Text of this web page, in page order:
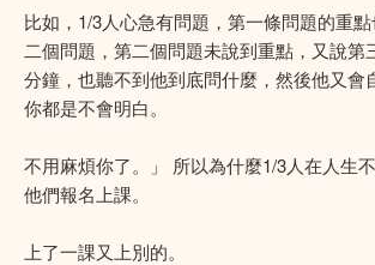
比如，1/3人心急有問題，第一條問題的重
二個問題，第二個問題未說到重點，又說第
分鐘，也聽不到他到底問什麼，然後他又會
你都是不會明白。
不用麻煩你了。」 所以為什麼1/3人在人生
他們報名上課。
上了一課又上別的。